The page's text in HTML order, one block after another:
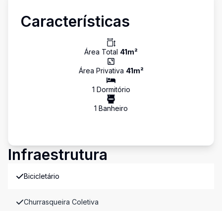
Características
Área Total 41m²
Área Privativa 41m²
1 Dormitório
1 Banheiro
Infraestrutura
Bicicletário
Churrasqueira Coletiva